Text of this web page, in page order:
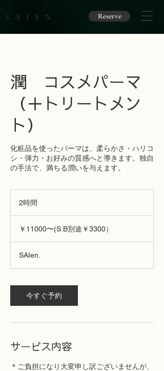
SAIEN Reserve
潤 コスメパーマ
（＋トリートメン
ト）
化粧品を使ったパーマは、柔らかさ・ハリコ
シ・弾力・お好みの質感へと導きます。独自
の手法で、満ちる潤いを与えます。
2時間
(S.B￥11000〜(S.B別途￥3300）
SAIen.
今すぐ予約
サービス内容
＊ご負担になり大変申し訳ございませんが、